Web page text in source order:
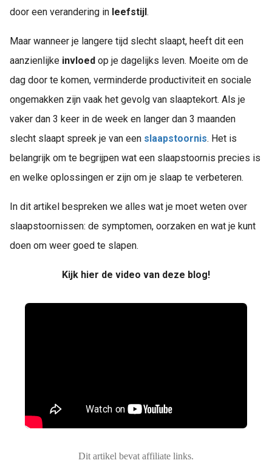
door een verandering in leefstijl.
Maar wanneer je langere tijd slecht slaapt, heeft dit een
aanzienlijke invloed op je dagelijks leven. Moeite om de
dag door te komen, verminderde productiviteit en sociale
ongemakken zijn vaak het gevolg van slaaptekort. Als je
vaker dan 3 keer in de week en langer dan 3 maanden
slecht slaapt spreek je van een slaapstoornis. Het is
belangrijk om te begrijpen wat een slaapstoornis precies is
en welke oplossingen er zijn om je slaap te verbeteren.
In dit artikel bespreken we alles wat je moet weten over
slaapstoornissen: de symptomen, oorzaken en wat je kunt
doen om weer goed te slapen.
Kijk hier de video van deze blog!
Dit artikel bevat affiliate links.